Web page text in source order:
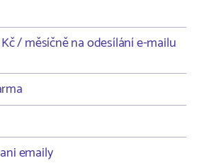
/ měsíčně na odesílání e-mailu
emaily